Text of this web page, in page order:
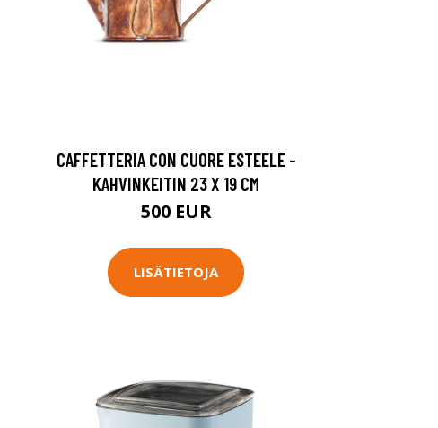
CAFFETTERIA CON CUORE ESTEELE -
KAHVINKEITIN 23 X 19 CM
500 EUR
LISÄTIETOJA